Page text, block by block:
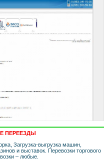
ПЕРЕЕЗДЫ
Загрузка-выгрузка машин,
и выставок. Перевозки торгового
– любые.